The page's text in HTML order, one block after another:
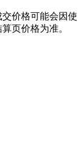
价格可能会因使
页价格为准。